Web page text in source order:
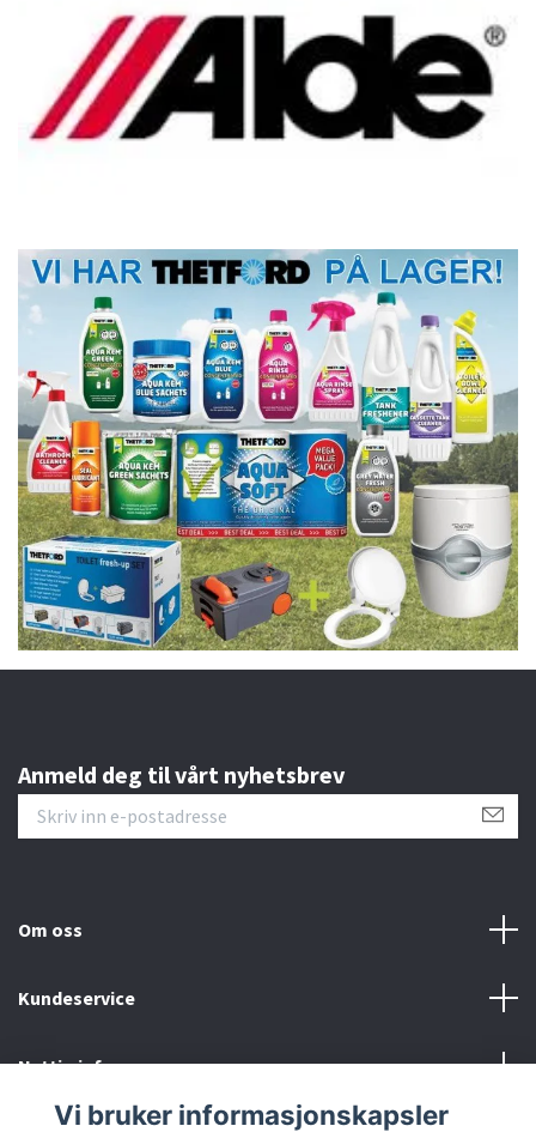
Anmeld deg til vårt nyhetsbrev
Om oss
Kundeservice
Nyttig info
Vi bruker informasjonskapsler